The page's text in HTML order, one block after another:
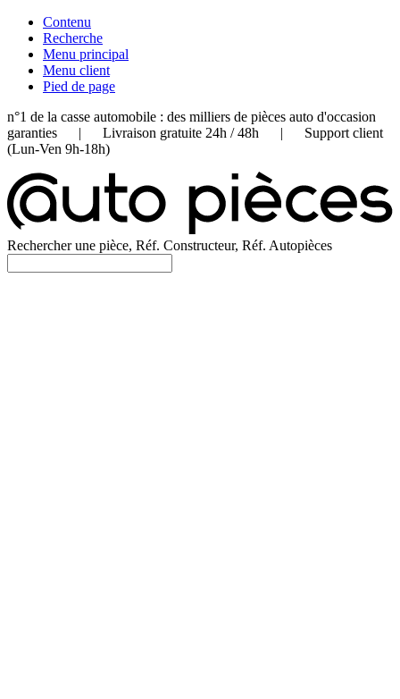
Contenu
Recherche
Menu principal
Menu client
Pied de page
n°1 de la casse automobile : des milliers de pièces auto d'occasion
garanties | Livraison gratuite 24h / 48h | Support client
(Lun-Ven 9h-18h)
Rechercher une pièce, Réf. Constructeur, Réf. Autopièces